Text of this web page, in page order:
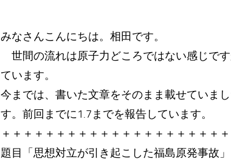
みなさんこんにちは。相田です。
世間の流れは原子力どころではない感じで
ています。
今までは、書いた文章をそのまま載せていま
す。前回までに1.7までを報告しています。
＋＋＋＋＋＋＋＋＋＋＋＋＋＋＋＋＋＋＋＋
題目「思想対立が引き起こした福島原発事故」